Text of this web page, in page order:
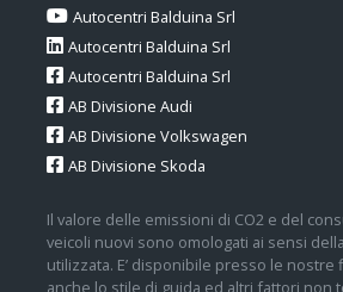
Autocentri Balduina Srl
Autocentri Balduina Srl
Autocentri Balduina Srl
AB Divisione Audi
AB Divisione Volkswagen
AB Divisione Skoda
Il valore delle emissioni di CO2 e del
veicoli nuovi sono omologati ai sensi
utilizzata. E’ disponibile presso le
anche lo stile di guida ed altri fattori non